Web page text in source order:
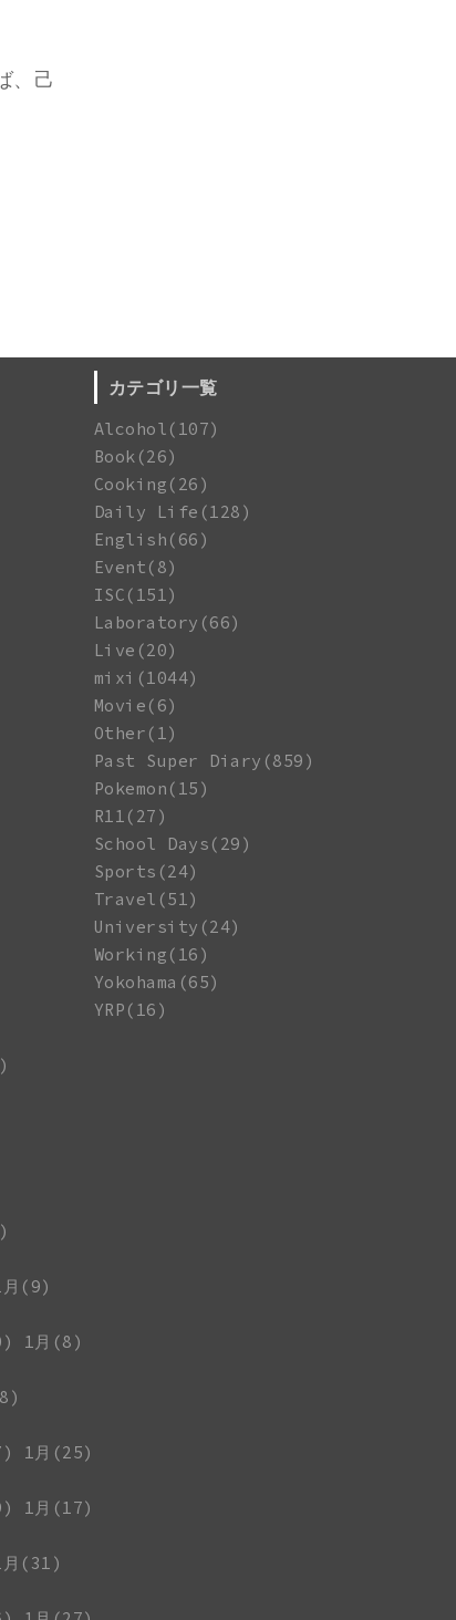
、己
月(9)
1月(8)
1月(25)
1月(17)
月(31)
カテゴリ一覧
Alcohol(107)
Book(26)
Cooking(26)
Daily Life(128)
English(66)
Event(8)
ISC(151)
Laboratory(66)
Live(20)
mixi(1044)
Movie(6)
Other(1)
Past Super Diary(859)
Pokemon(15)
R11(27)
School Days(29)
Sports(24)
Travel(51)
University(24)
Working(16)
Yokohama(65)
YRP(16)